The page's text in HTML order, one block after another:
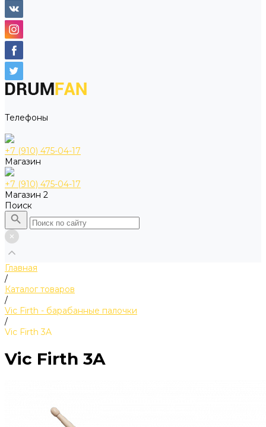
Телефоны
+7 (910) 475-04-17
Магазин
+7 (910) 475-04-17
Магазин 2
Поиск
Главная
/
Каталог товаров
/
Vic Firth - барабанные палочки
/
Vic Firth 3A
Vic Firth 3A